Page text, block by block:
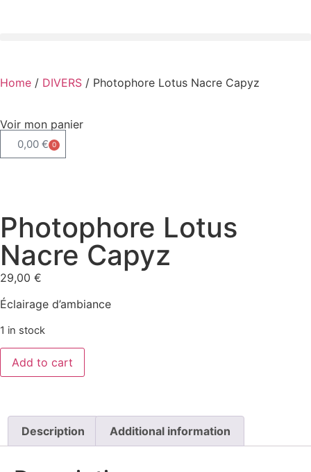
Home / DIVERS / Photophore Lotus Nacre Capyz
Voir mon panier
0,00 € 0
Photophore Lotus
Nacre Capyz
29,00 €
Éclairage d’ambiance
1 in stock
Add to cart
Description Additional information